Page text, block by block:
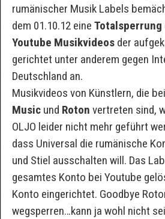
rumänischer Musik Labels
dem 01.10.12 eine Totalsperrung
Youtube Musikvideosder
gerichtet unter anderem gegen
Deutschland an.
Musikvideos von Künstlern, die
Musicund Roton vertreten sind,
OLJO leider nicht mehr geführt
dass Universal die rumänische
und Stiel ausschalten will. Das
gesamtes Konto bei Youtube
Konto eingerichtet. Goodbye
wegsperren…kann ja wohl nicht